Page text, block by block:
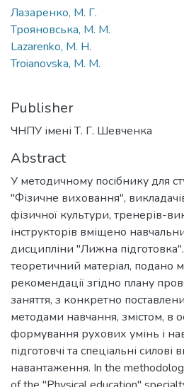
Лазаренко, М. Г.
Трояновська, М. М.
Lazarenko, M. H.
Troianovska, M. M.
Publisher
ЧНПУ імені Т. Г. Шевченка
Abstract
У методичному посібнику для
"Фізичне виховання",
фізичної культури, тренерів-
інструкторів вміщено
дисципліни "Лижна
теоретичний матеріал, подано
рекомендації згідно плану
заняття, з конкретно
методами навчання, змістом, в
формування рухових умінь і
підготовчі та спеціальні
навантаження. In the